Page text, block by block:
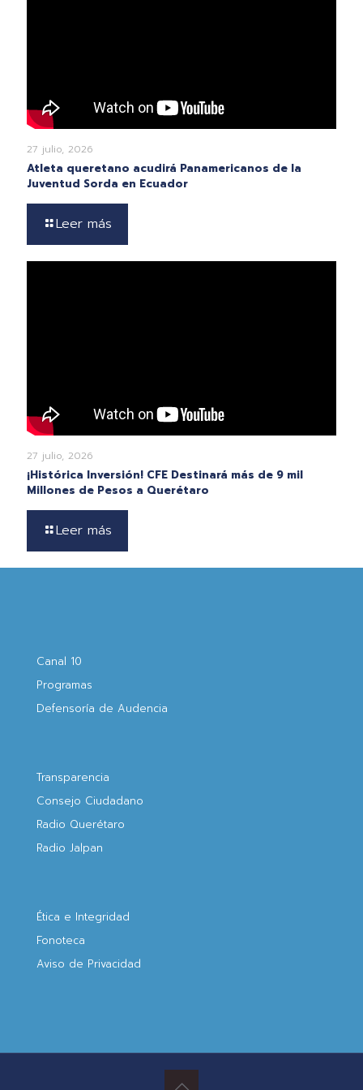
27 julio, 2026
Atleta queretano acudirá Panamericanos de la
Juventud Sorda en Ecuador
Leer más
27 julio, 2026
¡Histórica Inversión! CFE Destinará más de 9 mil
Millones de Pesos a Querétaro
Leer más
Canal 10
Programas
Defensoría de Audencia
Transparencia
Consejo Ciudadano
Radio Querétaro
Radio Jalpan
Ética e Integridad
Fonoteca
Aviso de Privacidad